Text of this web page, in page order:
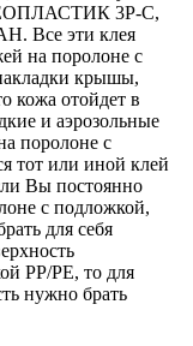
3P-C,
Все эти клея
на поролоне с
крышы,
кожа отойдет в
и аэрозольные
поролоне с
тот или иной клей
Вы постоянно
с подложкой,
для себя
PP/PE, то для
нужно брать